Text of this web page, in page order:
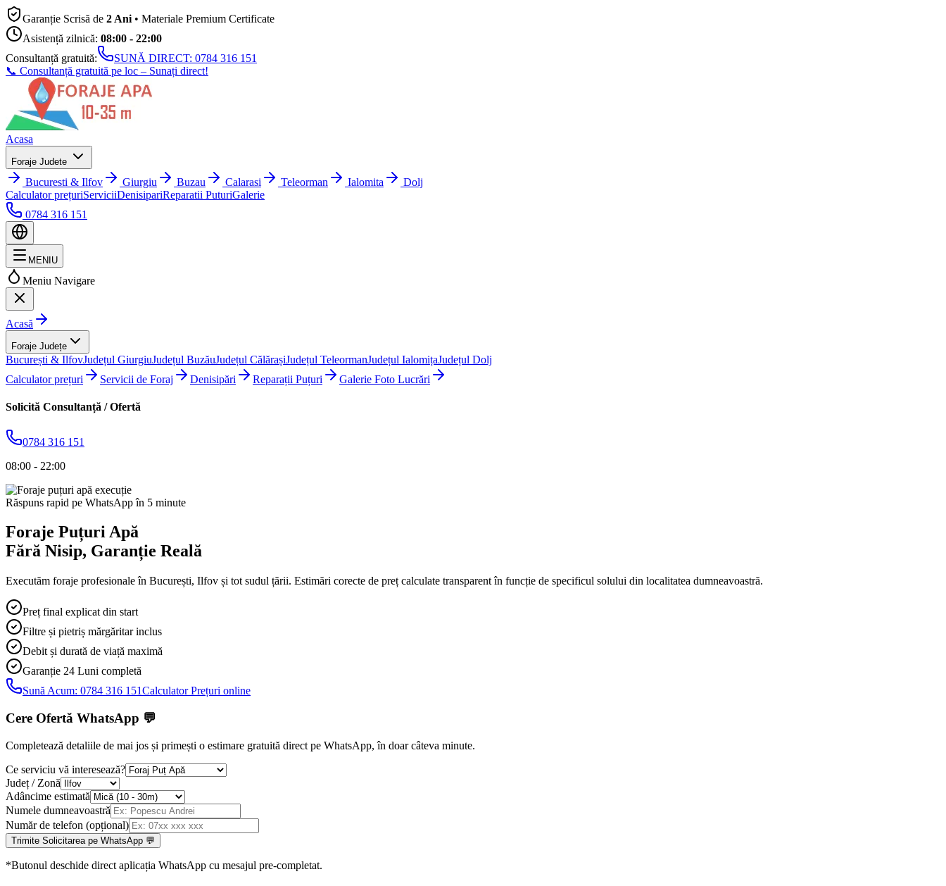
Garanție Scrisă de 2 Ani • Materiale Premium Certificate
Asistență zilnică: 08:00 - 22:00
Consultanță gratuită:
SUNĂ DIRECT: 0784 316 151
📞 Consultanță gratuită pe loc – Sunați direct!
Acasa
Foraje Judete
Bucuresti & Ilfov Giurgiu Buzau Calarasi Teleorman Ialomita
Dolj
Calculator prețuriServiciiDenisipariReparatii PuturiGalerie
0784 316 151
MENIU
Meniu Navigare
Acasă
Foraje Județe
București & IlfovJudețul GiurgiuJudețul BuzăuJudețul CălărașiJudețul TeleormanJudețul IalomițaJudețul Dolj
Calculator prețuri
Servicii de Foraj Denisipări Reparații Puțuri Galerie Foto Lucrări
Solicită Consultanță / Ofertă
0784 316 151
08:00 - 22:00
Răspuns rapid pe WhatsApp în 5 minute
Foraje Puțuri Apă
Fără Nisip, Garanție Reală
Executăm foraje profesionale în București, Ilfov și tot sudul țării. Estimări corecte de preț calculate transparent în funcție de specificul solului din localitatea dumneavoastră.
Preț final explicat din start
Filtre și pietriș mărgăritar inclus
Debit și durată de viață maximă
Garanție 24 Luni completă
Sună Acum: 0784 316 151Calculator Prețuri online
Cere Ofertă WhatsApp 💬
Completează detaliile de mai jos și primești o estimare gratuită direct pe WhatsApp, în doar câteva minute.
Ce serviciu vă interesează?
Județ / Zonă
Adâncime estimată
Numele dumneavoastră
Număr de telefon (opțional)
Trimite Solicitarea pe WhatsApp 💬
*Butonul deschide direct aplicația WhatsApp cu mesajul pre-completat.